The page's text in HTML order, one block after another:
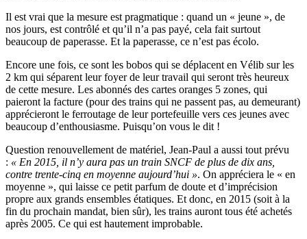
Il est vrai que la mesure est pragmatique : quand un « jeune », de
nos jours, est contrôlé et qu’il n’a pas payé, cela fait surtout
beaucoup de paperasse. Et la paperasse, ce n’est pas écolo.
Encore une fois, ce sont les bobos qui se déplacent en Vélib sur les
2 km qui séparent leur foyer de leur travail qui seront très heureux
de cette mesure. Les abonnés des cartes oranges 5 zones, qui
paieront la facture (pour des trains qui ne passent pas, au demeurant)
apprécieront le ferroutage de leur portefeuille vers ces jeunes avec
beaucoup d’enthousiasme. Puisqu’on vous le dit !
Question renouvellement de matériel, Jean-Paul a aussi tout prévu
: « En 2015, il n’y aura pas un train SNCF de plus de dix ans,
contre trente-cinq en moyenne aujourd’hui ». On appréciera le « en
moyenne », qui laisse ce petit parfum de doute et d’imprécision
propre aux grands ensembles étatiques. Et donc, en 2015 (soit à la
fin du prochain mandat, bien sûr), les trains auront tous été achetés
après 2005. Ce qui est hautement improbable.